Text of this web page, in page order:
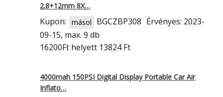
2.8+12mm 8X…
Kupon: másol BGCZBP308 Érvényes: 2023-
09-15, max. 9 db
16200Ft helyett 13824 Ft
4000mah 150PSI Digital Display Portable Car Air
Inflato…